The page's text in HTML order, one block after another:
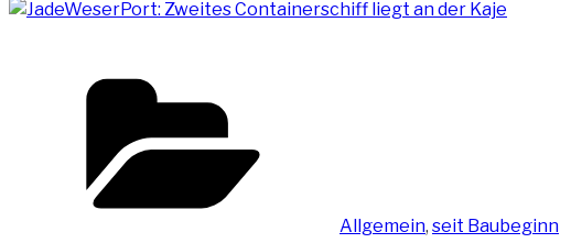
Allgemein, seit Baubeginn